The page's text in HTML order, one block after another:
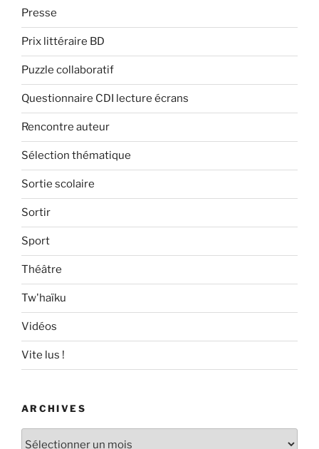
Presse
Prix littéraire BD
Puzzle collaboratif
Questionnaire CDI lecture écrans
Rencontre auteur
Sélection thématique
Sortie scolaire
Sortir
Sport
Théâtre
Tw'haïku
Vidéos
Vite lus !
ARCHIVES